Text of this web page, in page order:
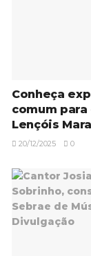
Conheça
comum
Lençóis
20/12/2025 0